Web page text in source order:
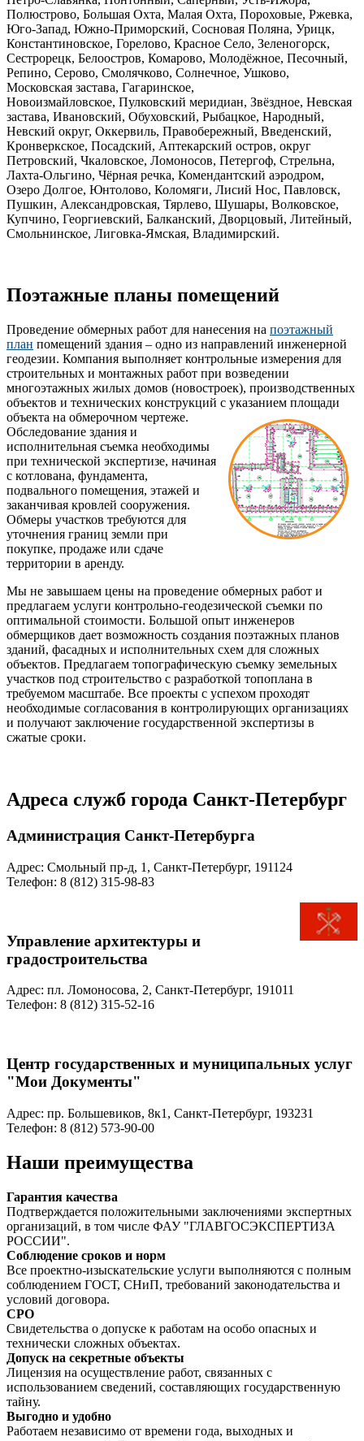
Полюстрово, Большая Охта, Малая Охта, Пороховые, Ржевка,
Юго-Запад, Южно-Приморский, Сосновая Поляна, Урицк,
Константиновское, Горелово, Красное Село, Зеленогорск,
Сестрорецк, Белоостров, Комарово, Молодёжное, Песочный,
Репино, Серово, Смолячково, Солнечное, Ушково,
Московская застава, Гагаринское,
Новоизмайловское, Пулковский меридиан, Звёздное, Невская
застава, Ивановский, Обуховский, Рыбацкое, Народный,
Невский округ, Оккервиль, Правобережный, Введенский,
Кронверкское, Посадский, Аптекарский остров, округ
Петровский, Чкаловское, Ломоносов, Петергоф, Стрельна,
Лахта-Ольгино, Чёрная речка, Комендантский аэродром,
Озеро Долгое, Юнтолово, Коломяги, Лисий Нос, Павловск,
Пушкин, Александровская, Тярлево, Шушары, Волковское,
Купчино, Георгиевский, Балканский, Дворцовый, Литейный,
Смольнинское, Лиговка-Ямская, Владимирский.
Поэтажные планы помещений
Проведение обмерных работ для нанесения на поэтажный
план помещений здания – одно из направлений инженерной
геодезии. Компания выполняет контрольные измерения для
строительных и монтажных работ при возведении
многоэтажных жилых домов (новостроек), производственных
объектов и технических конструкций с указанием площади
объекта на обмерочном чертеже.
Обследование здания и
исполнительная съемка необходимы
при технической экспертизе, начиная
с котлована, фундамента,
подвального помещения, этажей и
заканчивая кровлей сооружения.
Обмеры участков требуются для
уточнения границ земли при
покупке, продаже или сдаче
территории в аренду.
Мы не завышаем цены на проведение обмерных работ и
предлагаем услуги контрольно-геодезической съемки по
оптимальной стоимости. Большой опыт инженеров
обмерщиков дает возможность создания поэтажных планов
зданий, фасадных и исполнительных схем для сложных
объектов. Предлагаем топографическую съемку земельных
участков под строительство с разработкой топоплана в
требуемом масштабе. Все проекты с успехом проходят
необходимые согласования в контролирующих организациях
и получают заключение государственной экспертизы в
сжатые сроки.
Адреса служб города Санкт-Петербург
Администрация Санкт-Петербурга
Адрес: Смольный пр-д, 1, Санкт-Петербург, 191124
Телефон: 8 (812) 315-98-83
Управление архитектуры и
градостроительства
Адрес: пл. Ломоносова, 2, Санкт-Петербург, 191011
Телефон: 8 (812) 315-52-16
Центр государственных и муниципальных услуг
"Мои Документы"
Адрес: пр. Большевиков, 8к1, Санкт-Петербург, 193231
Телефон: 8 (812) 573-90-00
Наши преимущества
Гарантия качества
Подтверждается положительными заключениями экспертных
организаций, в том числе ФАУ "ГЛАВГОСЭКСПЕРТИЗА
РОССИИ".
Соблюдение сроков и норм
Все проектно-изыскательские услуги выполняются с полным
соблюдением ГОСТ, СНиП, требований законодательства и
условий договора.
СРО
Свидетельства о допуске к работам на особо опасных и
технически сложных объектах.
Допуск на секретные объекты
Лицензия на осуществление работ, связанных с
использованием сведений, составляющих государственную
тайну.
Выгодно и удобно
Работаем независимо от времени года, выходных и